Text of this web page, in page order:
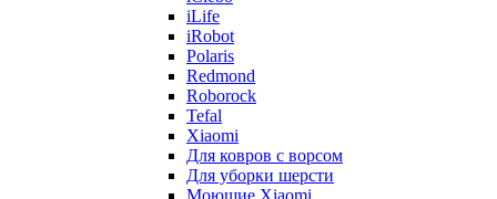
iLife
iRobot
Polaris
Redmond
Roborock
Tefal
Xiaomi
Для ковров с ворсом
Для уборки шерсти
Моющие Xiaomi